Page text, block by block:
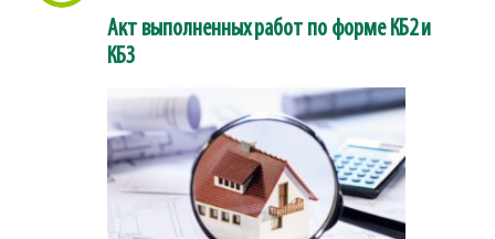
Акт выполненных работ по форме КБ2 и
КБ3